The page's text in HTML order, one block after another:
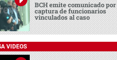
BCH emite comunicado por
captura de funcionarios
vinculados al caso
VIDEOS